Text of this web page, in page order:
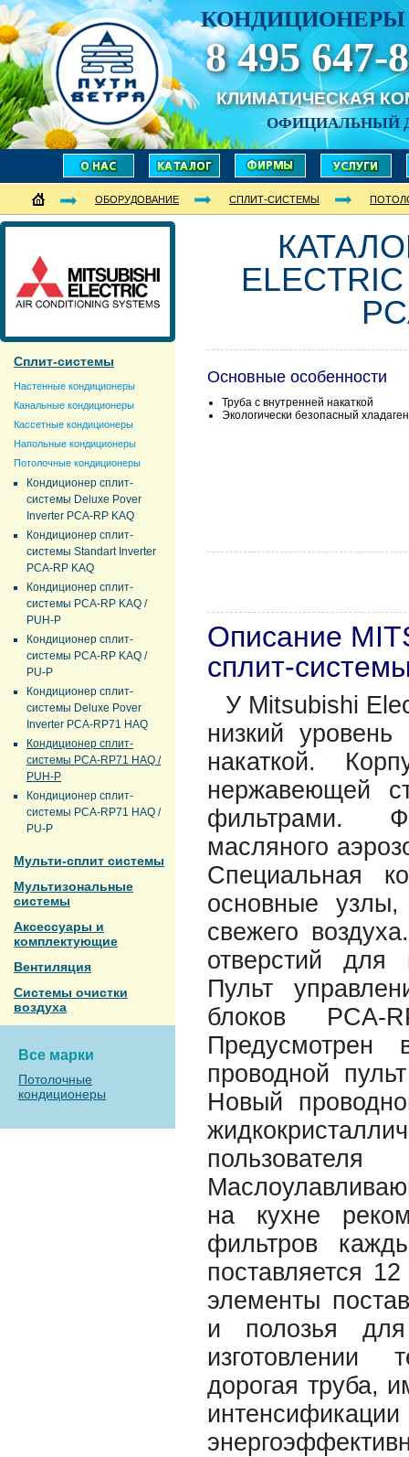
КОНДИЦИОНЕРЫ
8 495 647-
КЛИМАТИЧЕСКАЯ
ОФИЦИАЛЬНЫЙ
ОБОРУДОВАНИЕ СПЛИТ-СИСТЕМЫ
Сплит-системы
Настенные кондиционеры
Канальные кондиционеры
Кассетные кондиционеры
Напольные кондиционеры
Потолочные кондиционеры
Кондиционер сплит-
системы Deluxe Pover
Inverter PCA-RP KAQ
Кондиционер сплит-
системы Standart Inverter
PCA-RP KAQ
Кондиционер сплит-
системы PCA-RP KAQ /
PUH-P
Кондиционер сплит-
системы PCA-RP KAQ /
PU-P
Кондиционер сплит-
системы Deluxe Pover
Inverter PCA-RP71 HAQ
Кондиционер сплит-
системы PCA-RP71 HAQ /
PUH-P
Кондиционер сплит-
системы PCA-RP71 HAQ /
PU-P
Мульти-сплит системы
Мультизональные
системы
Аксессуары и
комплектующие
Вентиляция
Системы очистки
воздуха
Все марки
Потолочные
кондиционеры
Основные особенности
Труба с внутренней накаткой
Экологически безопасный
Описание
сплит-
У Mitsubishi
низкий
накаткой.
нержавеющей
фильтрами.
масляного
Специальная
основные
свежего
отверстий для
Пульт
блоков PCA-
Предусмотрен
проводной
Новый
на кухне
фильтров
поставляется
элементы
и полозья
изготовлении
дорогая труба,